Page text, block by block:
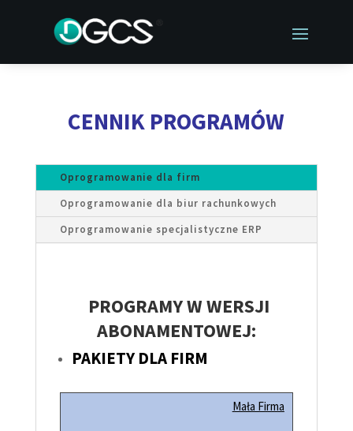
CENNIK PROGRAMÓW
Oprogramowanie dla firm
Oprogramowanie dla biur rachunkowych
Oprogramowanie specjalistyczne ERP
PROGRAMY W WERSJI
ABONAMENTOWEJ:
PAKIETY DLA FIRM
Mała Firma